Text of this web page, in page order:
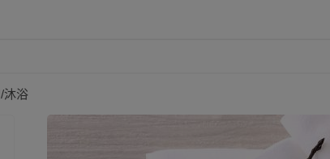
沐浴